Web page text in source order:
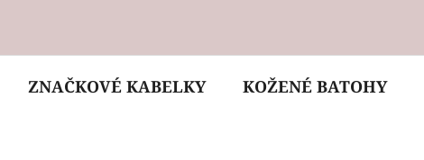
ZNAČKOVÉ KABELKY KOŽENÉ BATOHY